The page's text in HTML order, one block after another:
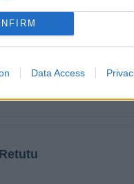
Data Access
Fama